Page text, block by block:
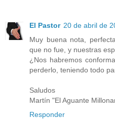
El Pastor 20 de abril de
Muy buena nota,
que no fue, y nuestras
¿Nos habremos
perderlo, teniendo todo
Saludos
Martín "El Aguante
Responder